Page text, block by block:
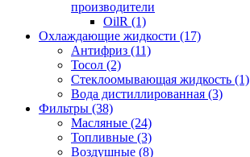
производители
OilR (1)
Охлаждающие жидкости (17)
Антифриз (11)
Тосол (2)
Стеклоомывающая жидкость (1)
Вода дистиллированная (3)
Фильтры (38)
Масляные (24)
Топливные (3)
Воздушные (8)